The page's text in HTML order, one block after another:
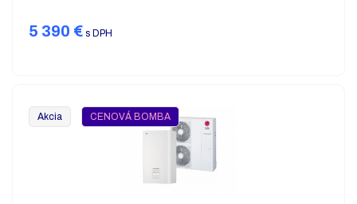
5 390 € s DPH
Akcia CENOVÁ BOMBA